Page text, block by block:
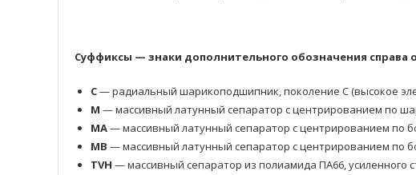
Суффиксы — знаки дополнительного обозначения справа
C— радиальный шарикоподшипник, поколение C (высокое
M — массивный латунный сепаратор с центрированием по
MA— массивный латунный сепаратор с центрированием по
MB — массивный латунный сепаратор с центрированием по
TVH — массивный сепаратор из полиамида ПА66, усиленного